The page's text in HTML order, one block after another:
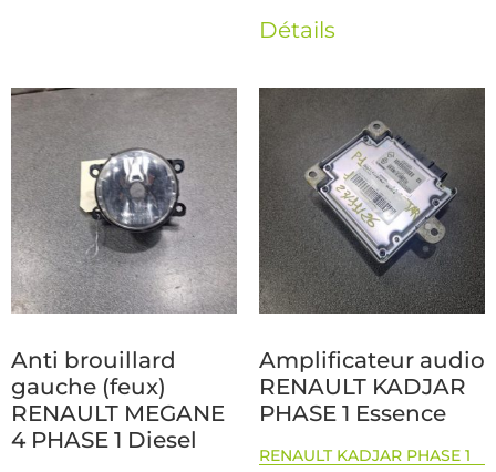
Détails
Anti brouillard
gauche (feux)
RENAULT MEGANE
4 PHASE 1 Diesel
Amplificateur audio
RENAULT KADJAR
PHASE 1 Essence
RENAULT KADJAR PHASE 1